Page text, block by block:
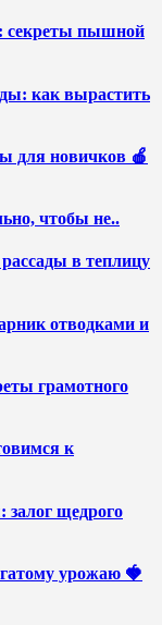
секреты пышной
как вырастить
для новичков 🍎
чтобы не..
в теплицу
отводками и
грамотного
к
щедрого
урожаю 🍓